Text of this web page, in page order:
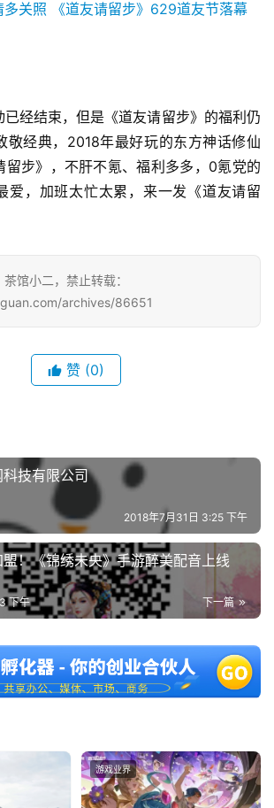
经结束，但是《道友请留步》的福利仍
敬经典，2018年最好玩的东方神话修仙
留步》，不肝不氪、福利多多，0氪党的
爱，加班太忙太累，来一发《道友请留
馆小二，禁止转载：
archives/86651
赞 (0)
技有限公司
2018年7月31日 3:25 下午
！《锦绣未央》手游醉美配音上线
下一篇
下午
游戏业界